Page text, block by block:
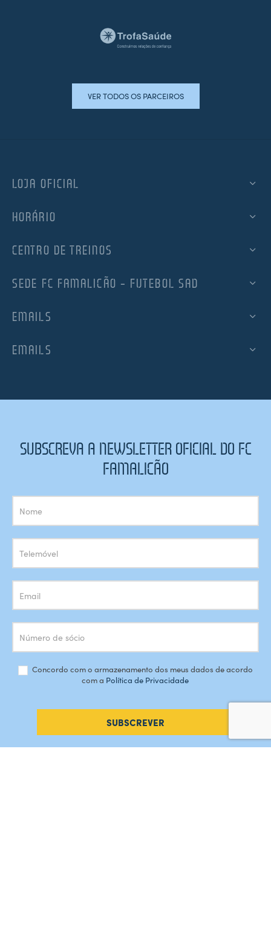
VER TODOS OS PARCEIROS
LOJA OFICIAL
HORÁRIO
CENTRO DE TREINOS
SEDE FC FAMALICÃO – FUTEBOL SAD
EMAILS
EMAILS
SUBSCREVA A NEWSLETTER OFICIAL DO FC
FAMALICÃO
Subscrição
Newsletter
Concordo com o armazenamento dos meus dados de acordo
com a Política de Privacidade
SUBSCREVER